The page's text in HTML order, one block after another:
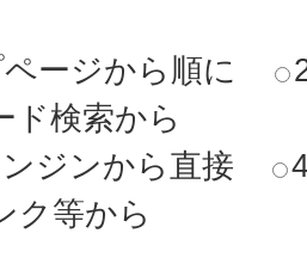
ージから順に
ド検索から
ジンから直接
ク等から